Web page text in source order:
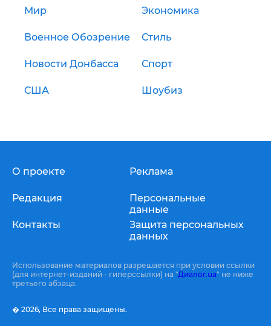
Мир Экономика
Военное Обозрение Стиль
Новости Донбасса Спорт
США Шоубиз
О проекте
Редакция
Контакты
Реклама
Персональные
данные
Защита персональных
данных
Использование материалов разрешается при условии ссылки
(для интернет-изданий - гиперссылки) на "Диалог.ua" не ниже
третьего абзаца.
� 2026, Все права защищены.